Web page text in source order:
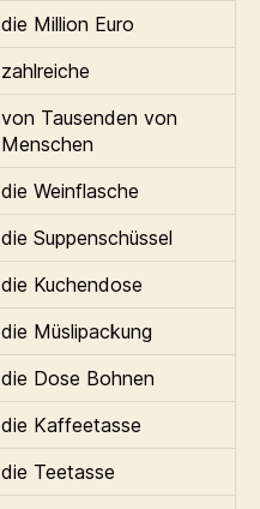
die Million Euro
zahlreiche
von Tausenden von
Menschen
die Weinflasche
die Suppenschüssel
die Kuchendose
die Müslipackung
die Dose Bohnen
die Kaffeetasse
die Teetasse